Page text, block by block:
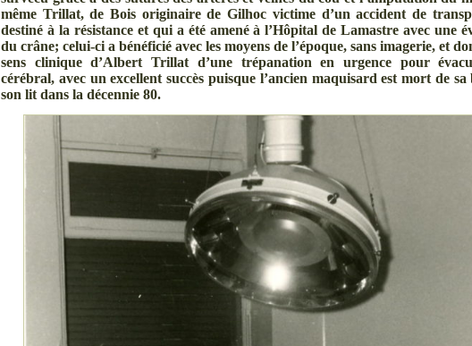
même Trillat, de Bois originaire de Gilhoc victime d’un accident de
destiné à la résistance et qui a été amené à l’Hôpital de Lamastre avec une
du crâne; celui-ci a bénéficié avec les moyens de l’époque, sans imagerie, et
sens clinique d’Albert Trillat d’une trépanation en urgence pour
cérébral, avec un excellent succès puisque l’ancien maquisard est mort de
son lit dans la décennie 80.